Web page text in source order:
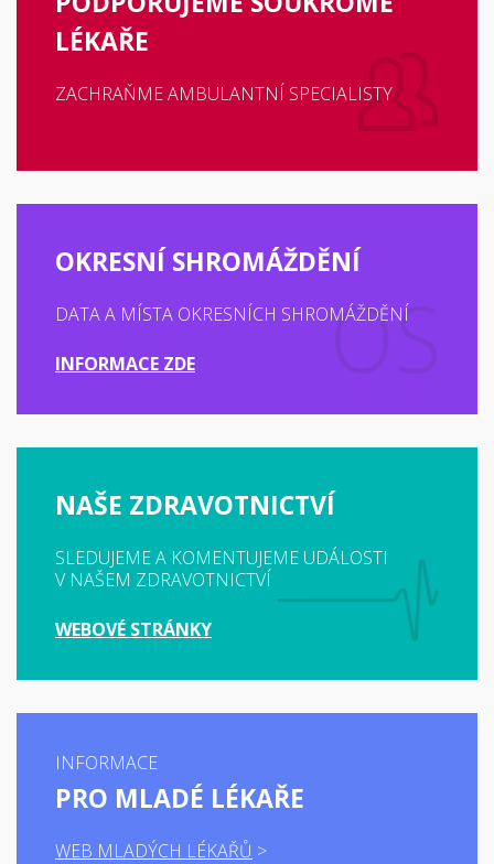
LÉKAŘE
ZACHRAŇME AMBULANTNÍ SPECIALISTY
OKRESNÍ SHROMÁŽDĚNÍ
DATA A MÍSTA OKRESNÍCH SHROMÁŽDĚNÍ
INFORMACE ZDE
NAŠE ZDRAVOTNICTVÍ
SLEDUJEME A KOMENTUJEME UDÁLOSTI
V NAŠEM ZDRAVOTNICTVÍ
WEBOVÉ STRÁNKY
INFORMACE
PRO MLADÉ LÉKAŘE
WEB MLADÝCH LÉKAŘŮ